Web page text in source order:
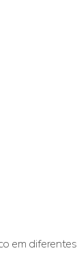
em diferentes